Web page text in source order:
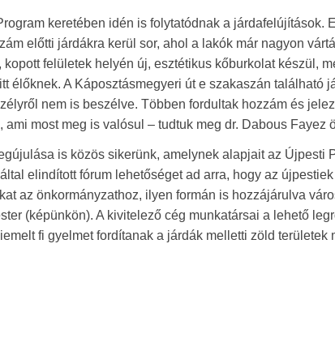
keretében idén is folytatódnak a járdafelújítások.
előtti járdákra kerül sor, ahol a lakók már nagyon
felületek helyén új, esztétikus kőburkolat készül,
élőknek. A Káposztásmegyeri út e szakaszán található
nem is beszélve. Többen fordultak hozzám és
most meg is valósul – tudtuk meg dr. Dabous Fayez
is közös sikerünk, amelynek alapjait az Újpesti
elindított fórum lehetőséget ad arra, hogy az
az önkormányzathoz, ilyen formán is hozzájárulva
(képünkön). A kivitelező cég munkatársai a lehető
fi gyelmet fordítanak a járdák melletti zöld területek